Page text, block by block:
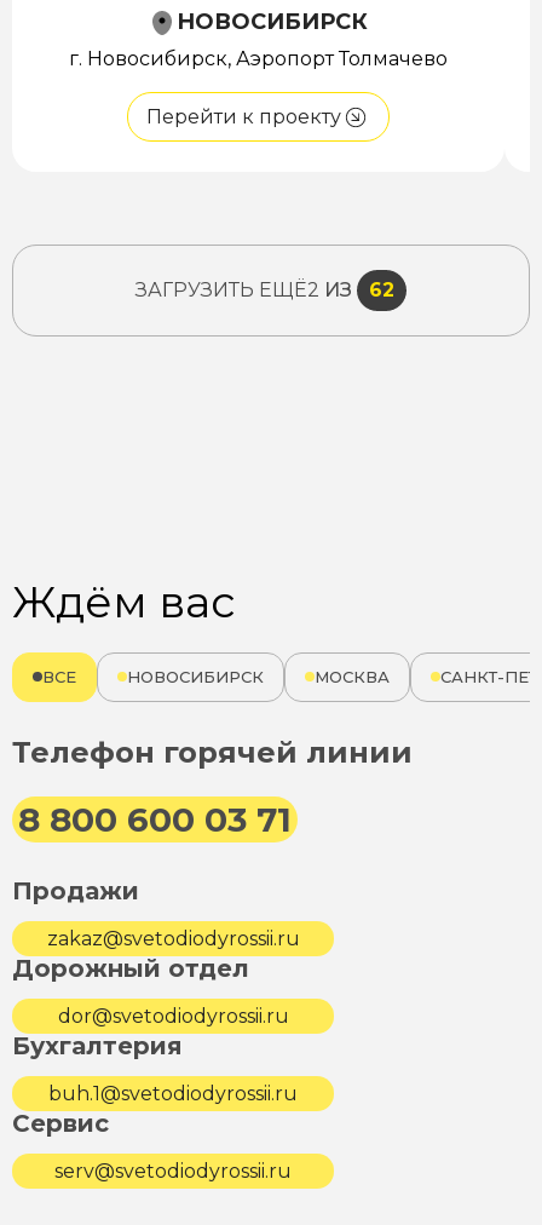
НОВОСИБИРСК
г. Новосибирск, Аэропорт Толмачево
Перейти к проекту
ЗАГРУЗИТЬ ЕЩЁ2 ИЗ 62
Ждём вас
ВСЕ НОВОСИБИРСК МОСКВА САНКТ-
Телефон горячей линии
8 800 600 03 71
Продажи
zakaz@svetodiodyrossii.ru
Дорожный отдел
dor@svetodiodyrossii.ru
Бухгалтерия
buh.1@svetodiodyrossii.ru
Сервис
serv@svetodiodyrossii.ru